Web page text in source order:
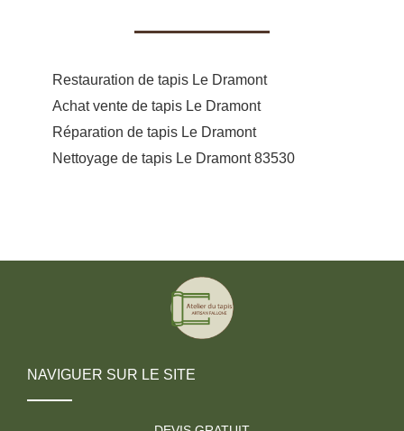
Restauration de tapis Le Dramont
Achat vente de tapis Le Dramont
Réparation de tapis Le Dramont
Nettoyage de tapis Le Dramont 83530
NAVIGUER SUR LE SITE